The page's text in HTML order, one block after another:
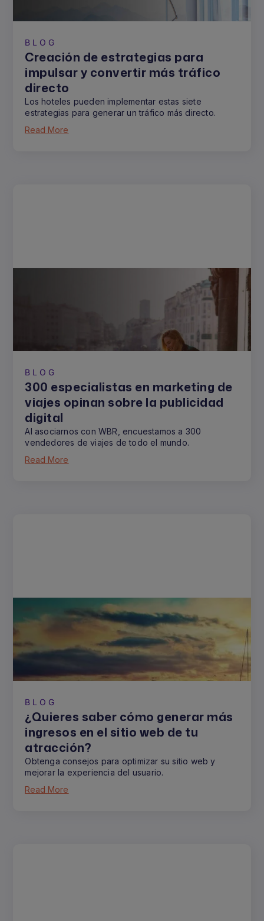
BLOG
Creación de estrategias para
impulsar y convertir más tráfico
directo
Los hoteles pueden implementar estas siete
estrategias para generar un tráfico más directo.
Read More
BLOG
300 especialistas en marketing de
viajes opinan sobre la publicidad
digital
Al asociarnos con WBR, encuestamos a 300
vendedores de viajes de todo el mundo.
Read More
BLOG
¿Quieres saber cómo generar más
ingresos en el sitio web de tu
atracción?
Obtenga consejos para optimizar su sitio web y
mejorar la experiencia del usuario.
Read More